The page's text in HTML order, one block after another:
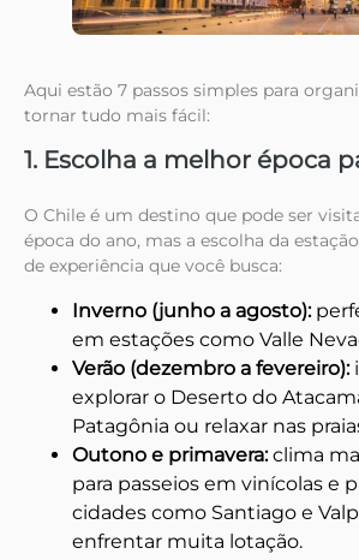
Aqui estão 7 passos simples para
tornar tudo mais fácil:
1. Escolha a melhor época
O Chile é um destino que pode ser
época do ano, mas a escolha da
de experiência que você busca:
Inverno (junho a agosto):
em estações como Valle
Verão (dezembro a fevereiro):
explorar o Deserto do
Patagônia ou relaxar nas
Outono e primavera:clima
para passeios em vinícolas e
cidades como Santiago e
enfrentar muita lotação.